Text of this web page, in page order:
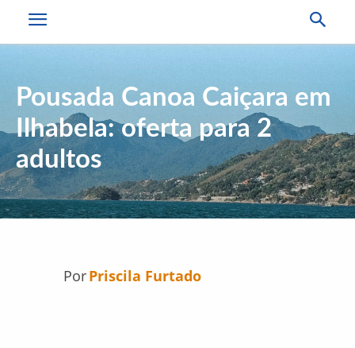
Pousada Canoa Caiçara em
Ilhabela: oferta para 2
adultos
PorPriscila Furtado